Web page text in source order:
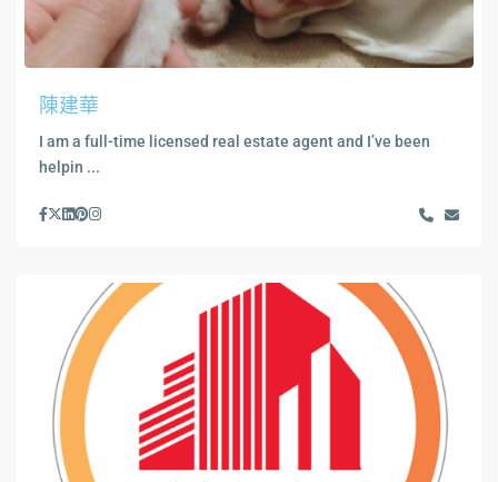
陳建華
I am a full-time licensed real estate agent and I’ve been
helpin ...